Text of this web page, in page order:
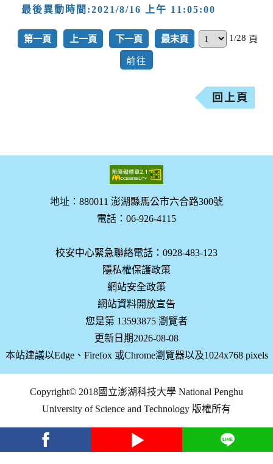
最後異動時間:2021/8/16 上午 11:05:00
第一頁 上一頁 下一頁 最末頁 1/28 頁
回上頁
地址：880011 澎湖縣馬公市六合路300號
電話：06-926-4115
校安中心緊急聯絡電話：0928-483-123
隱私權保護政策
網站安全政策
網站資料開放宣告
您是第 13593875 瀏覽者
更新日期2026-08-08
本站建議以Edge、Firefox 或Chrome瀏覽器以及1024x768 pixels
Copyright© 2018國立澎湖科技大學 National Penghu
University of Science and Technology 版權所有